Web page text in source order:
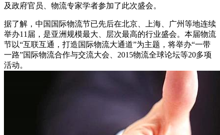
及政府官员、物流专家学者参加了此次盛会。
据了解，中国国际物流节已先后在北京、上海、广州等地连续
举办11届，是亚洲规模最大、层次最高的行业盛会。本届物流
节以“互联互通，打造国际物流大通道”为主题，将举办“一带
一路”国际物流合作与交流大会、2015物流全球论坛等20多项
活动。